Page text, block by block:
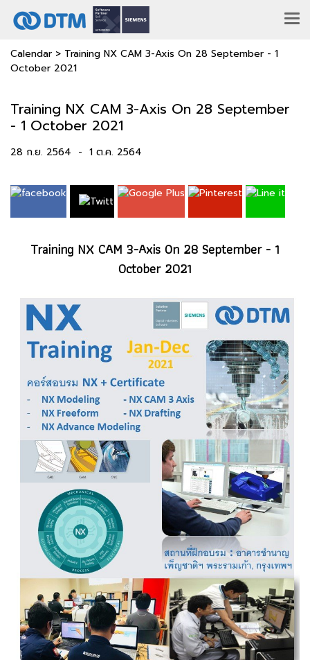
Calendar > Training NX CAM 3-Axis On 28 September - 1
October 2021
Training NX CAM 3-Axis On 28 September
- 1 October 2021
28 ก.ย. 2564 - 1 ต.ค. 2564
Training NX CAM 3-Axis On 28 September - 1
October 2021